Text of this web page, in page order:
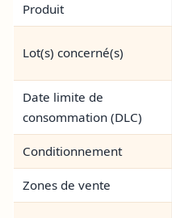
Produit
Lot(s) concerné(s)
Date limite de
consommation (DLC)
Conditionnement
Zones de vente